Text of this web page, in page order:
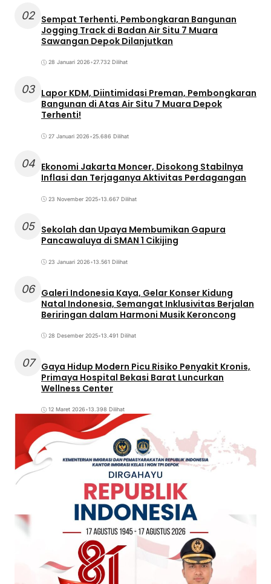
02 Sempat Terhenti, Pembongkaran Bangunan
Jogging Track di Badan Air Situ 7 Muara
Sawangan Depok Dilanjutkan
28 Januari 2026•27.732 Dilihat
03 Lapor KDM, Diintimidasi Preman, Pembongkaran
Bangunan di Atas Air Situ 7 Muara Depok
Terhenti!
27 Januari 2026•25.686 Dilihat
04 Ekonomi Jakarta Moncer, Disokong Stabilnya
Inflasi dan Terjaganya Aktivitas Perdagangan
23 November 2025•13.667 Dilihat
05 Sekolah dan Upaya Membumikan Gapura
Pancawaluya di SMAN 1 Cikijing
23 Januari 2026•13.561 Dilihat
06 Galeri Indonesia Kaya, Gelar Konser Kidung
Natal Indonesia, Semangat Inklusivitas Berjalan
Beriringan dalam Harmoni Musik Keroncong
28 Desember 2025•13.491 Dilihat
07
Gaya Hidup Modern Picu Risiko Penyakit Kronis,
Primaya Hospital Bekasi Barat Luncurkan
Wellness Center
12 Maret 2026•13.398 Dilihat